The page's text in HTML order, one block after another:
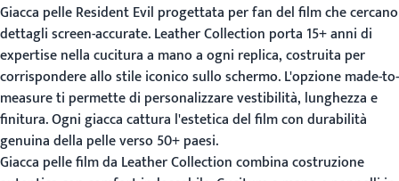
Giacca pelle Resident Evil progettata per fan del film che cercano
dettagli screen-accurate. Leather Collection porta 15+ anni di
expertise nella cucitura a mano a ogni replica, costruita per
corrispondere allo stile iconico sullo schermo. L'opzione made-to-
measure ti permette di personalizzare vestibilità, lunghezza e
finitura. Ogni giacca cattura l'estetica del film con durabilità
genuina della pelle verso 50+ paesi.
Giacca pelle film da Leather Collection combina costruzione